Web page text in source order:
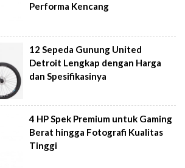
Performa Kencang
12 Sepeda Gunung United
Detroit Lengkap dengan Harga
dan Spesifikasinya
4 HP Spek Premium untuk Gaming
Berat hingga Fotografi Kualitas
Tinggi